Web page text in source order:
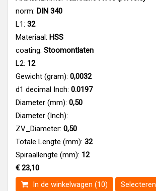
norm: DIN 340
L1: 32
Materiaal: HSS
coating: Stoomontlaten
L2: 12
Gewicht (gram): 0,0032
d1 decimal Inch: 0.0197
Diameter (mm): 0,50
Diameter (Inch):
ZV_Diameter: 0,50
Totale Lengte (mm): 32
Spiraallengte (mm): 12
€ 23,10
In de winkelwagen (10)
Selecteren